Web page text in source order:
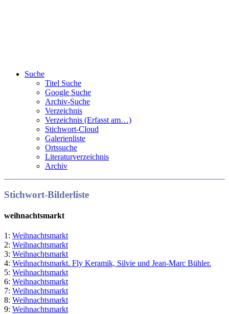
Suche
Titel Suche
Google Suche
Archiv-Suche
Verzeichnis
Verzeichnis (Erfasst am…)
Stichwort-Cloud
Galerienliste
Ortssuche
Literaturverzeichnis
Archiv
Stichwort-Bilderliste
weihnachtsmarkt
1: Weihnachtsmarkt
2: Weihnachtsmarkt
3: Weihnachtsmarkt
4: Weihnachtsmarkt. Fly Keramik, Silvie und Jean-Marc Bühler.
5: Weihnachtsmarkt
6: Weihnachtsmarkt
7: Weihnachtsmarkt
8: Weihnachtsmarkt
9: Weihnachtsmarkt